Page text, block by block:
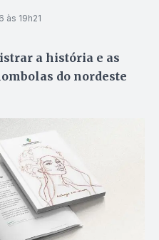
às 19h21
a história e as
do nordeste